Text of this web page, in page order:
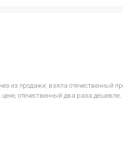
из продажи, взяла отечественный
отечественный два раза дешевле,